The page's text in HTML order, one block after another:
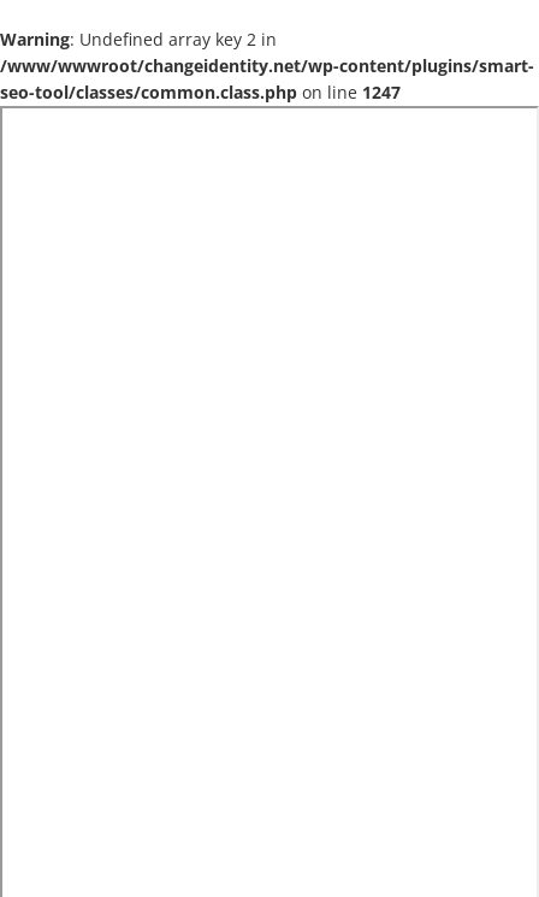
Warning: Undefined array key 2 in
/www/wwwroot/changeidentity.net/wp-content/plugins/smart-
seo-tool/classes/common.class.php on line 1247